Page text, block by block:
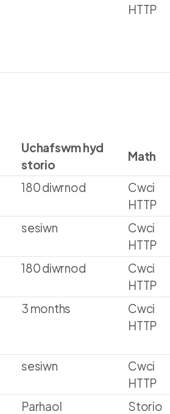
HTTP
Uchafswm hyd
storio
Math
180 diwrnod
Cwci
HTTP
sesiwn
Cwci
HTTP
180 diwrnod
Cwci
HTTP
3 months
Cwci
HTTP
sesiwn
Cwci
HTTP
Parhaol
Storio